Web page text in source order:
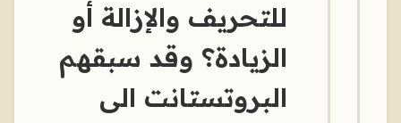
للتحريف والإزالة أو
الزيادة؟ وقد سبقهم
البروتستانت الى